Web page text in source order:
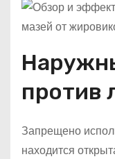
против
Запрещено
находится